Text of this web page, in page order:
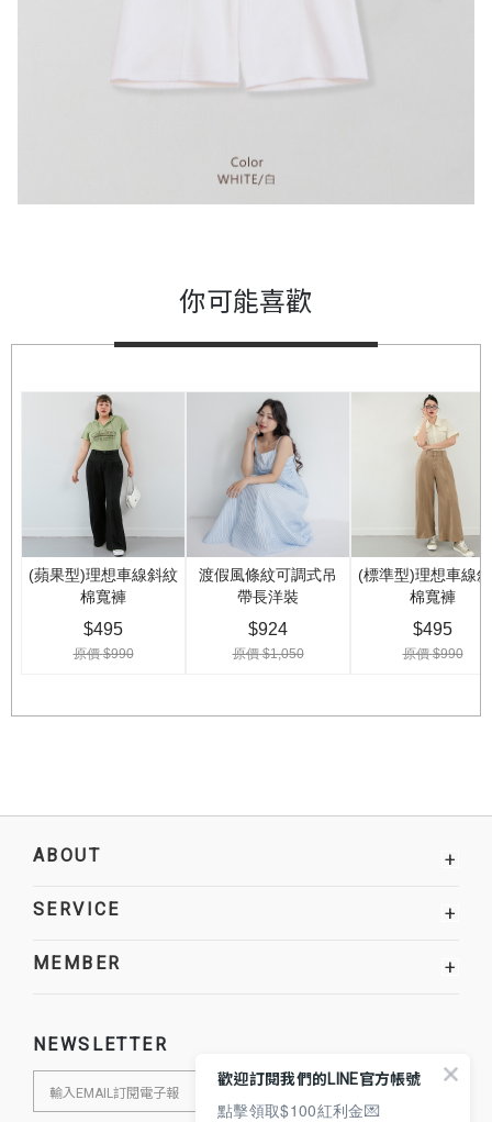
你可能喜歡
ABOUT +
SERVICE +
MEMBER +
NEWSLETTER
歡迎訂閱我們的LINE官方帳號
點擊領取$100紅利金💌